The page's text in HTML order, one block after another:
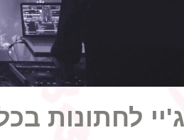
לחתונות